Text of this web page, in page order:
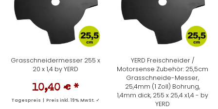
Grasschneidermesser 255 x
20 x 1,4 by YERD
10,40 € *
Tagespreis | Preis inkl. 19% MwSt. ✓
YERD Freischneider /
Motorsense Zubehör: 25,5cm
Grasschneide-Messer,
25,4mm (1 Zoll) Bohrung,
1,4mm dick, 255 x 25,4 x1,4 - by
YERD